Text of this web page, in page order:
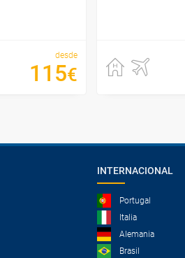
desde
115€
INTERNACIONAL
Portugal
Italia
Alemania
Brasil